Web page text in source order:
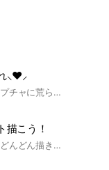
⸜❤︎⸝‍
追記あまりにも最近このオプチャに荒らし行為が多いのでルル追加 注意事項！ みそらくんのファンが集まる場所 雑談やみそらくんの写真ライブ情報などいろいろ送っちゃってください🙇‍♀️ みそらだいすきー！って言う人🈁 注意事項 名前にファンマ出来ればつけて欲しいです(別に付けなくていい) 他の配信者の名前は出さないでね！ 暴言、荒らし やめてね スパム行為です。 喧嘩とか揉めてるなら スレッドでお願いいたします。 ルールを守り、楽しくみそら推しを続けるぞ！！
描こう！
ロブロックスのイラストをどんどん描きましょう！💛イラストを見たい人、アドバイスを貰いたい人、描いたのを見て貰いたい人！！ どんどん来てください💕 性別関係なし、年齢関係なし、どんな人でも来ちゃってください！😗✨ #ロブロックス #イラスト #ROBLOX #Roblox #絵